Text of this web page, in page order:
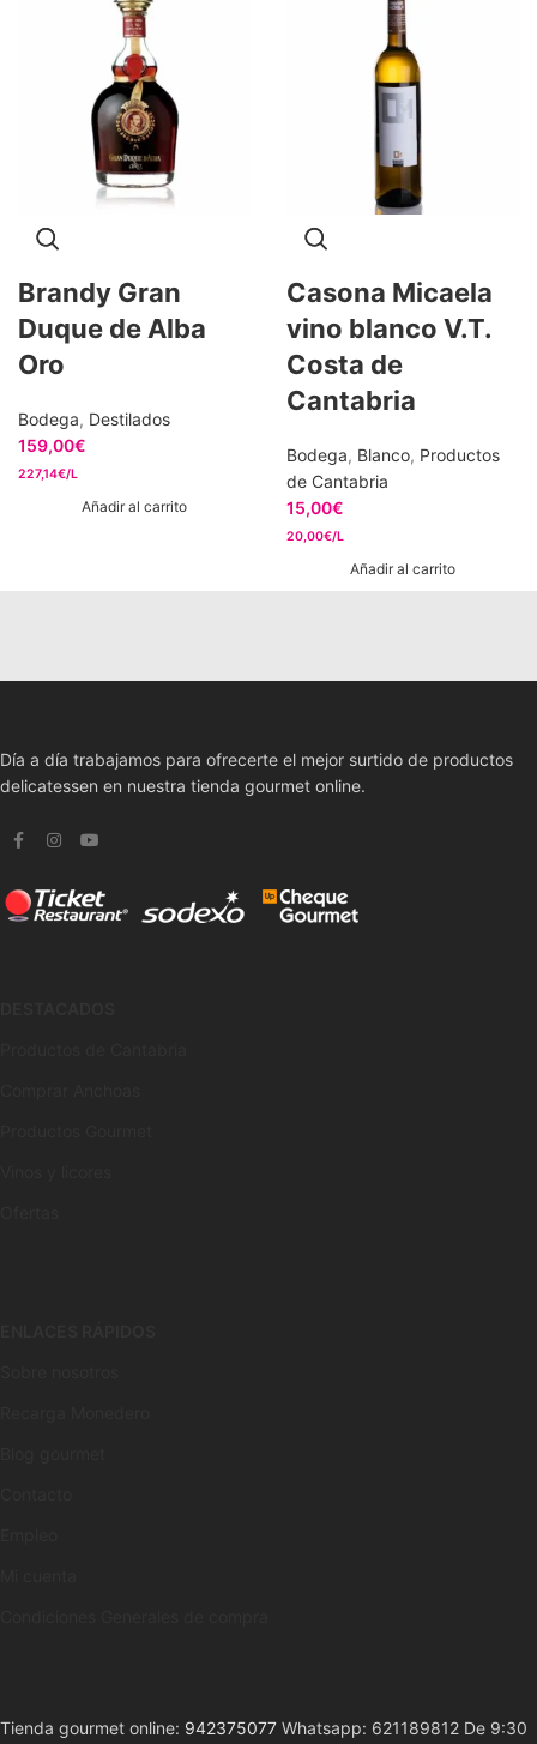
Brandy Gran
Duque de Alba
Oro
Bodega, Destilados
159,00€
227,14€/L
Añadir al carrito
Casona Micaela
vino blanco V.T.
Costa de
Cantabria
Bodega, Blanco, Productos
de Cantabria
15,00€
20,00€/L
Añadir al carrito
Día a día trabajamos para ofrecerte el mejor surtido de productos
delicatessen en nuestra tienda gourmet online.
Tienda gourmet online: 942375077 Whatsapp: 621189812 De 9:30